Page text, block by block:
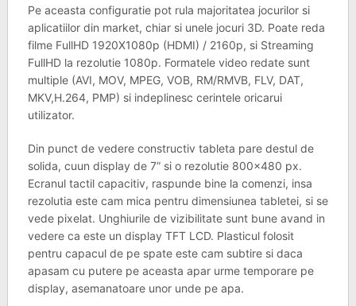
Pe aceasta configuratie pot rula majoritatea jocurilor si
aplicatiilor din market, chiar si unele jocuri 3D. Poate reda
filme FullHD 1920X1080p (HDMI) / 2160p, si Streaming
FullHD la rezolutie 1080p. Formatele video redate sunt
multiple (AVI, MOV, MPEG, VOB, RM/RMVB, FLV, DAT,
MKV,H.264, PMP) si indeplinesc cerintele oricarui
utilizator.
Din punct de vedere constructiv tableta pare destul de
solida, cuun display de 7” si o rezolutie 800×480 px.
Ecranul tactil capacitiv, raspunde bine la comenzi, insa
rezolutia este cam mica pentru dimensiunea tabletei, si se
vede pixelat. Unghiurile de vizibilitate sunt bune avand in
vedere ca este un display TFT LCD. Plasticul folosit
pentru capacul de pe spate este cam subtire si daca
apasam cu putere pe aceasta apar urme temporare pe
display, asemanatoare unor unde pe apa.